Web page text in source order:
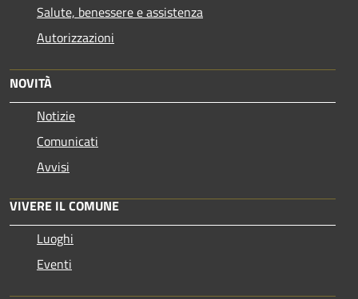
Salute, benessere e assistenza
Autorizzazioni
NOVITÀ
Notizie
Comunicati
Avvisi
VIVERE IL COMUNE
Luoghi
Eventi